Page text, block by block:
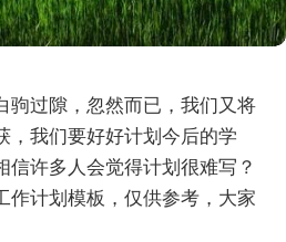
驹过隙，忽然而已，我们又将
，我们要好好计划今后的学
信许多人会觉得计划很难写？
作计划模板，仅供参考，大家